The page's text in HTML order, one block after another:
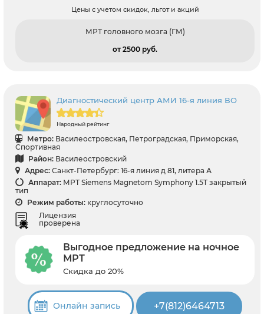
Цены с учетом скидок, льгот и акций
МРТ головного мозга (ГМ)
от 2500 pуб.
Диагностический центр АМИ 16-я линия ВО
Народный рейтинг
Метро: Василеостровская, Петроградская, Приморская,
Спортивная
Район: Василеостровский
Адрес: Санкт-Петербург: 16-я линия д 81, литера А
Аппарат: МРТ Siemens Magnetom Symphony 1.5T закрытый
тип
Режим работы: круглосуточно
Лицензия
проверена
Выгодное предложение на ночное
МРТ
Скидка до 20%
Онлайн запись +7(812)6464713